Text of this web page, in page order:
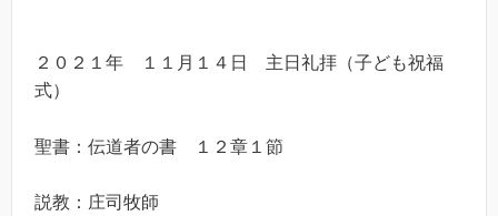
２０２１年 １１月１４日 主日礼拝（子ども祝福
式）
聖書：伝道者の書 １２章１節
説教：庄司牧師